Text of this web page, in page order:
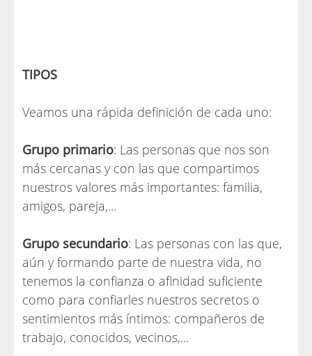
TIPOS
Veamos una rápida definición de cada uno:
Grupo primario: Las personas que nos son
más cercanas y con las que compartimos
nuestros valores más importantes: familia,
amigos, pareja,...
Grupo secundario: Las personas con las que,
aún y formando parte de nuestra vida, no
tenemos la confianza o afinidad suficiente
como para confiarles nuestros secretos o
sentimientos más íntimos: compañeros de
trabajo, conocidos, vecinos,...